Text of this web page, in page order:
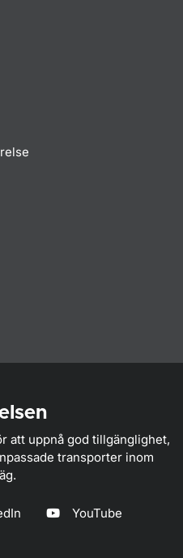
att uppnå god tillgänglighet,
transporter inom
YouTube